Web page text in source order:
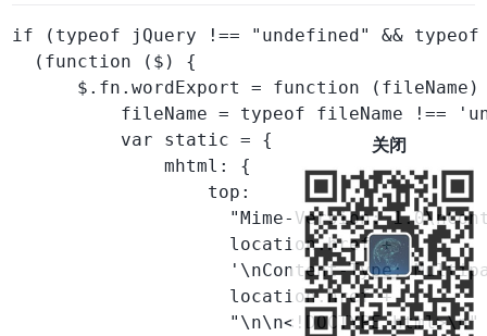
if (typeof jQuery !== "undefined" && typeof
  (function ($) {
$.fn.wordExport = function (fileName)
fileName = typeof fileName !==
          var static = {
              mhtml: {
                  top:
"Mime-Version:
                    location.href +
'\nContent-Type:
                    location.href +
"\n\n<!DOCTYPE html>\n"
关闭